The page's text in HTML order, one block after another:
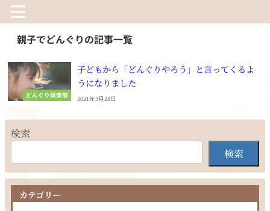
親子でどんぐりの記事一覧
どんぐり倶楽部
子どもから「どんぐりやろう」と言ってくるよ
うになりました
2021年3月28日
検索
検索
カテゴリー